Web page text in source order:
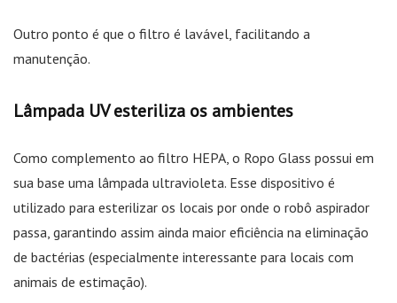
Outro ponto é que o filtro é lavável, facilitando a
manutenção.
Lâmpada UV esteriliza os ambientes
Como complemento ao filtro HEPA, o Ropo Glass possui em
sua base uma lâmpada ultravioleta. Esse dispositivo é
utilizado para esterilizar os locais por onde o robô aspirador
passa, garantindo assim ainda maior eficiência na eliminação
de bactérias (especialmente interessante para locais com
animais de estimação).